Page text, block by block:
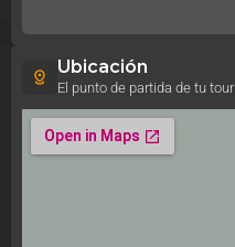
Ubicación
El punto de partida de tu tour